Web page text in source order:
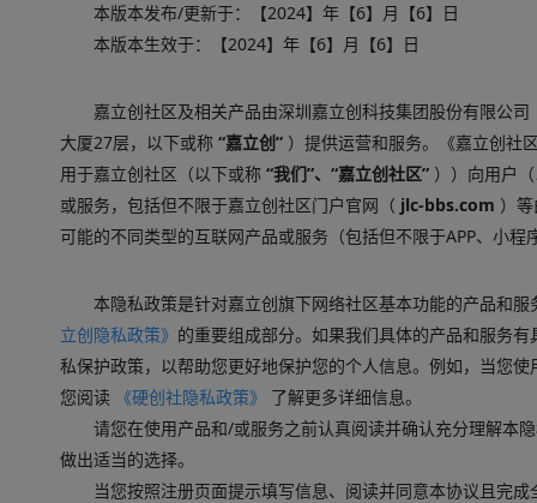
本版本发布/更新于：【2024】年【6】月【6】日
本版本生效于：【2024】年【6】月【6】日
嘉立创社区及相关产品由深圳嘉立创科技集团股份有限公
大厦27层，以下或称 “嘉立创” ）提供运营和服务。《嘉立创社
用于嘉立创社区（以下或称 “我们”、“嘉立创社区” ））向用户
或服务，包括但不限于嘉立创社区门户官网（ jlc-bbs.com ）
可能的不同类型的互联网产品或服务（包括但不限于APP、小程
本隐私政策是针对嘉立创旗下网络社区基本功能的产品和
立创隐私政策》 的重要组成部分。如果我们具体的产品和服务
私保护政策，以帮助您更好地保护您的个人信息。例如，当您
您阅读 《硬创社隐私政策》 了解更多详细信息。
请您在使用产品和/或服务之前认真阅读并确认充分理解本
做出适当的选择。
当您按照注册页面提示填写信息、阅读并同意本协议且完